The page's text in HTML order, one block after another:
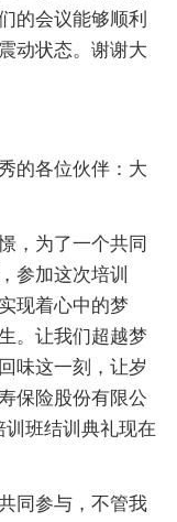
的会议能够顺利
动状态。谢谢大
的各位伙伴：大
，为了一个共同
参加这次培训
现着心中的梦
。让我们超越梦
味这一刻，让岁
保险股份有限公
班结训典礼现在
同参与，不管我